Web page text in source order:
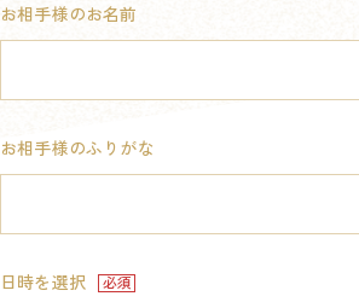
お相手様のお名前
お相手様のふりがな
日時を選択